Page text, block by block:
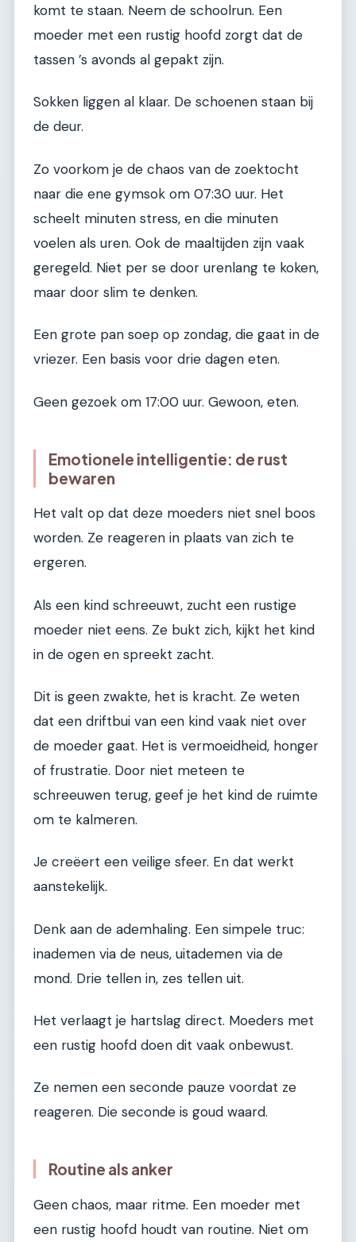
komt te staan. Neem de schoolrun. Een
moeder met een rustig hoofd zorgt dat de
tassen ’s avonds al gepakt zijn.
Sokken liggen al klaar. De schoenen staan bij
de deur.
Zo voorkom je de chaos van de zoektocht
naar die ene gymsok om 07:30 uur. Het
scheelt minuten stress, en die minuten
voelen als uren. Ook de maaltijden zijn vaak
geregeld. Niet per se door urenlang te koken,
maar door slim te denken.
Een grote pan soep op zondag, die gaat in de
vriezer. Een basis voor drie dagen eten.
Geen gezoek om 17:00 uur. Gewoon, eten.
Emotionele intelligentie: de rust
bewaren
Het valt op dat deze moeders niet snel boos
worden. Ze reageren in plaats van zich te
ergeren.
Als een kind schreeuwt, zucht een rustige
moeder niet eens. Ze bukt zich, kijkt het kind
in de ogen en spreekt zacht.
Dit is geen zwakte, het is kracht. Ze weten
dat een driftbui van een kind vaak niet over
de moeder gaat. Het is vermoeidheid, honger
of frustratie. Door niet meteen te
schreeuwen terug, geef je het kind de ruimte
om te kalmeren.
Je creëert een veilige sfeer. En dat werkt
aanstekelijk.
Denk aan de ademhaling. Een simpele truc:
inademen via de neus, uitademen via de
mond. Drie tellen in, zes tellen uit.
Het verlaagt je hartslag direct. Moeders met
een rustig hoofd doen dit vaak onbewust.
Ze nemen een seconde pauze voordat ze
reageren. Die seconde is goud waard.
Routine als anker
Geen chaos, maar ritme. Een moeder met
een rustig hoofd houdt van routine. Niet om